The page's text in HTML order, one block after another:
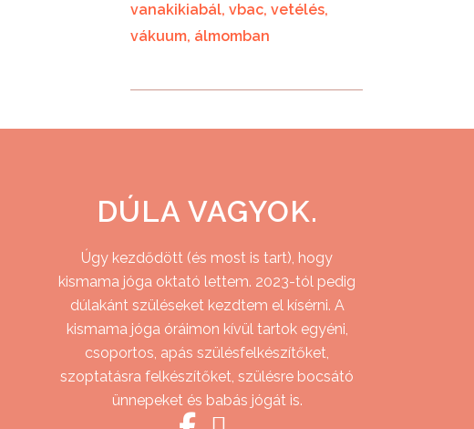
vanakikiabál vbac vetélés
vákuum álmomban
DÚLA VAGYOK.
Úgy kezdődött (és most is tart), hogy
kismama jóga oktató lettem. 2023-tól pedig
dúlakánt szüléseket kezdtem el kísérni. A
kismama jóga óráimon kívül tartok egyéni,
csoportos, apás szülésfelkészítőket,
szoptatásra felkészítőket, szülésre bocsátó
ünnepeket és babás jógát is.